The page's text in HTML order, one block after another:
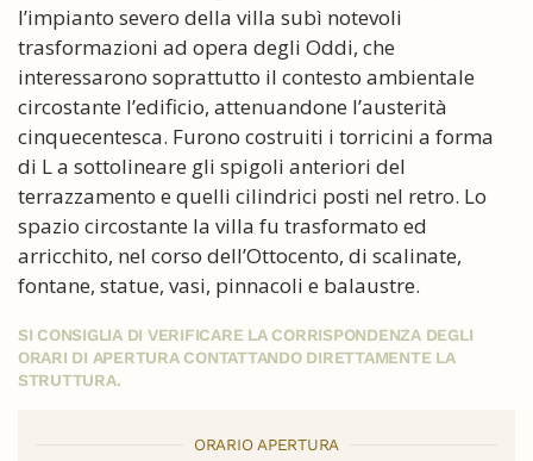
l’impianto severo della villa subì notevoli
trasformazioni ad opera degli Oddi, che
interessarono soprattutto il contesto ambientale
circostante l’edificio, attenuandone l’austerità
cinquecentesca. Furono costruiti i torricini a forma
di L a sottolineare gli spigoli anteriori del
terrazzamento e quelli cilindrici posti nel retro. Lo
spazio circostante la villa fu trasformato ed
arricchito, nel corso dell’Ottocento, di scalinate,
fontane, statue, vasi, pinnacoli e balaustre.
SI CONSIGLIA DI VERIFICARE LA CORRISPONDENZA DEGLI
ORARI DI APERTURA CONTATTANDO DIRETTAMENTE LA
STRUTTURA.
ORARIO APERTURA